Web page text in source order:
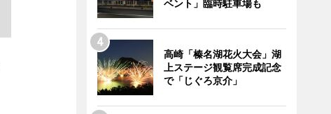
ベント」臨時駐車場も
高崎「榛名湖花火大会」湖
上ステージ観覧席完成記念
で「じぐろ京介」